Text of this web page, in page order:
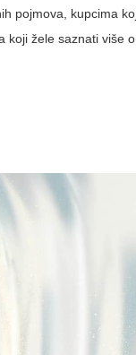
pojmova, kupcima
koji žele saznati više